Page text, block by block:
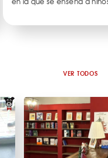
VER TODOS